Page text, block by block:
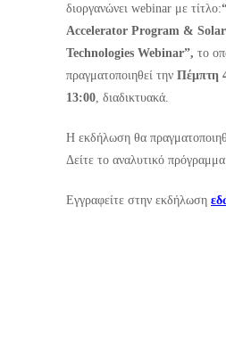
διοργανώνει webinar με τίτλο:
Accelerator Program &
Technologies Webinar”, το
πραγματοποιηθεί την Πέμπτη
13:00, διαδικτυακά.
Η εκδήλωση θα
Δείτε το αναλυτικό πρόγραμμα
Εγγραφείτε στην εκδήλωση